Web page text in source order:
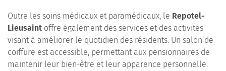
Outre les soins médicaux et paramédicaux, le Repotel-
Lieusaint offre également des services et des activités
visant à améliorer le quotidien des résidents. Un salon de
coiffure est accessible, permettant aux pensionnaires de
maintenir leur bien-être et leur apparence personnelle.